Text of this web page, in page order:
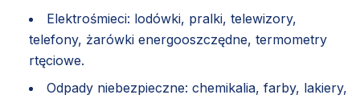
Elektrośmieci: lodówki, pralki, telewizory,
telefony, żarówki energooszczędne, termometry
rtęciowe.
Odpady niebezpieczne: chemikalia, farby, lakiery,